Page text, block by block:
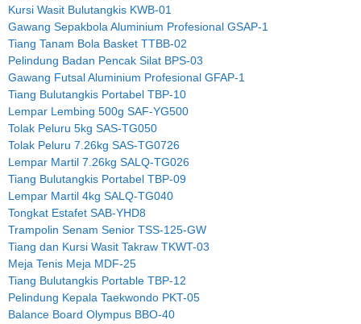
Kursi Wasit Bulutangkis KWB-01
Gawang Sepakbola Aluminium Profesional GSAP-1
Tiang Tanam Bola Basket TTBB-02
Pelindung Badan Pencak Silat BPS-03
Gawang Futsal Aluminium Profesional GFAP-1
Tiang Bulutangkis Portabel TBP-10
Lempar Lembing 500g SAF-YG500
Tolak Peluru 5kg SAS-TG050
Tolak Peluru 7.26kg SAS-TG0726
Lempar Martil 7.26kg SALQ-TG026
Tiang Bulutangkis Portabel TBP-09
Lempar Martil 4kg SALQ-TG040
Tongkat Estafet SAB-YHD8
Trampolin Senam Senior TSS-125-GW
Tiang dan Kursi Wasit Takraw TKWT-03
Meja Tenis Meja MDF-25
Tiang Bulutangkis Portable TBP-12
Pelindung Kepala Taekwondo PKT-05
Balance Board Olympus BBO-40